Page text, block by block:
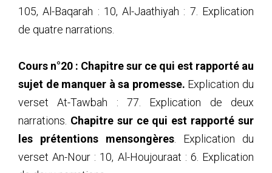
105, Al-Baqarah : 10, Al-Jaathiyah : 7. Explication
de quatre narrations.
Cours n°20 : Chapitre sur ce qui est rapporté au
sujet de manquer à sa promesse. Explication du
verset At-Tawbah : 77. Explication de deux
narrations. Chapitre sur ce qui est rapporté sur
les prétentions mensongères . Explication du
verset An-Nour : 10, Al-Houjouraat : 6. Explication